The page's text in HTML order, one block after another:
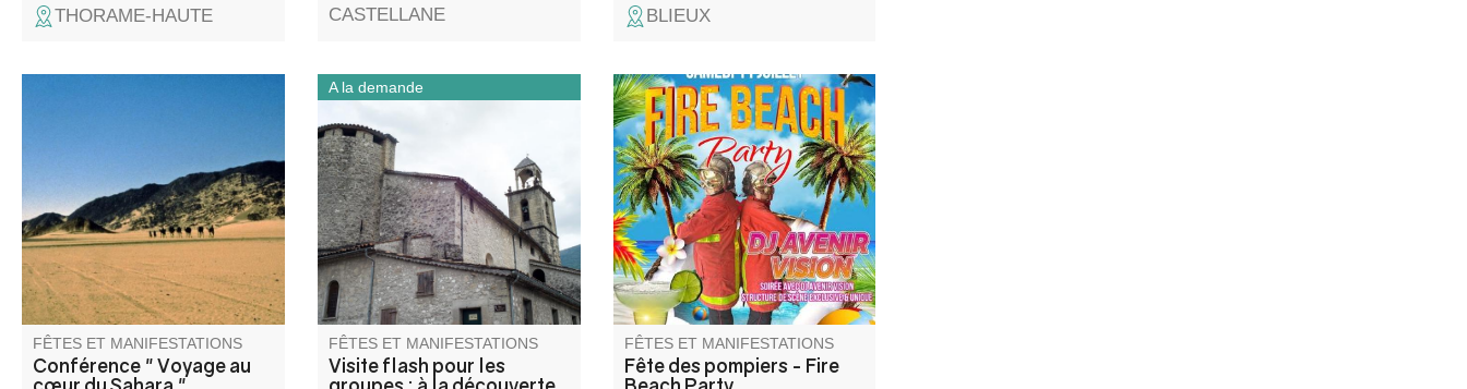
THORAME-HAUTE CASTELLANE BLIEUX
FÊTES ET MANIFESTATIONS
Conférence " Voyage au
l’église Saint-Jean-Baptiste lors
d’une visite flash guidée pour
les groupes. En un temps
court, l’église et la chapelle des
Pénitents révèlent leur
architecture, leurs œuvres et
les traditions locales.
FÊTES ET MANIFESTATIONS
Visite flash pour les
A la demande
L'amicale des sapeurs
pompiers de Saint André les
Alpes vous propose l'aprèm
porte ouverte de 14h à 18h,
Happy Hour de 18h à 20h suivi
d'une soirée animée par DJ.
Buvette et Food truck sur
place.
FÊTES ET MANIFESTATIONS
Fête des pompiers - Fire